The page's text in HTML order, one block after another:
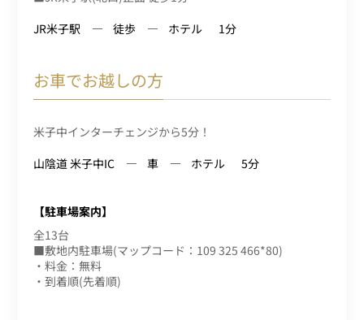
JR米子駅
徒歩 ホテル 1分
お車でお越しの方
米子中インターチェンジから5分！
山陰道 米子中IC
車 ホテル 5分
【駐車場案内】
全13台
■敷地内駐車場(マップコード：109 325 466*80)
・料金：無料
・到着順(先着順)